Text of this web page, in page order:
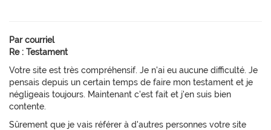
Par courriel
Re : Testament
Votre site est très compréhensif. Je n'ai eu aucune difficulté. Je
pensais depuis un certain temps de faire mon testament et je
négligeais toujours. Maintenant c'est fait et j'en suis bien
contente.
Sûrement que je vais référer à d'autres personnes votre site